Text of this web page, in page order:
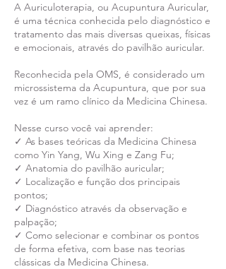
A Auriculoterapia, ou Acupuntura Auricular,
é uma técnica conhecida pelo diagnóstico e
tratamento das mais diversas queixas, físicas
e emocionais, através do pavilhão auricular.
Reconhecida pela OMS, é considerado um
microssistema da Acupuntura, que por sua
vez é um ramo clínico da Medicina Chinesa.
Nesse curso você vai aprender:
✓ As bases teóricas da Medicina Chinesa
como Yin Yang, Wu Xing e Zang Fu;
✓ Anatomia do pavilhão auricular;
✓ Localização e função dos principais
pontos;
✓ Diagnóstico através da observação e
palpação;
✓ Como selecionar e combinar os pontos
de forma efetiva, com base nas teorias
clássicas da Medicina Chinesa.